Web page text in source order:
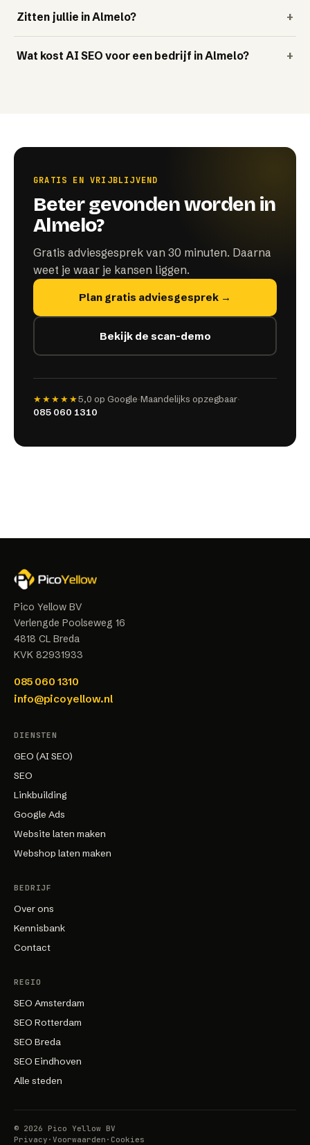
Zitten jullie in Almelo? +
Wat kost AI SEO voor een bedrijf in Almelo? +
GRATIS EN VRIJBLIJVEND
Beter gevonden worden in
Almelo?
Gratis adviesgesprek van 30 minuten. Daarna
weet je waar je kansen liggen.
Plan gratis adviesgesprek →
Bekijk de scan-demo
★★★★★5,0 op Google·Maandelijks opzegbaar·
085 060 1310
Pico Yellow BV
Verlengde Poolseweg 16
4818 CL Breda
KVK 82931933
085 060 1310
info@picoyellow.nl
DIENSTEN
GEO (AI SEO)
SEO
Linkbuilding
Google Ads
Website laten maken
Webshop laten maken
BEDRIJF
Over ons
Kennisbank
Contact
REGIO
SEO Amsterdam
SEO Rotterdam
SEO Breda
SEO Eindhoven
Alle steden
© 2026
Pico Yellow BV
Privacy · Voorwaarden · Cookies